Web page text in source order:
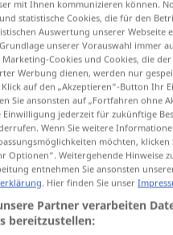
aller Übersetzungen
die Übersetzung anklicken/
a/c,tenera/cporobjeto (con)
mit Ihnen kommunizieren können.
statistische Cookies, die für den
Auswertung unserer Webseite
unserer Vorauswahl immer
Cookies und Cookies, die
Werbung dienen, werden nur
auf den „Akzeptieren“-Button Ihr
Sie ansonsten auf „Fortfahren ohne
jederzeit für zukünftige
Wenn Sie weitere
möchten, klicken
Optionen“. Weitergehende Hinweise
entnehmen Sie ansonsten
. Hier finden Sie unser
Partner verarbeiten
bereitzustellen: